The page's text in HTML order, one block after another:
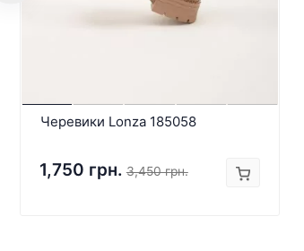
Черевики Lonza 185058
1,750 грн. 3,450 грн.